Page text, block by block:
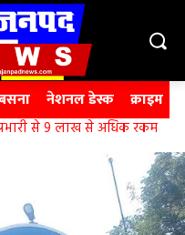
नेशनल डेस्क क्राइम
से 9 लाख से अधिक रकम